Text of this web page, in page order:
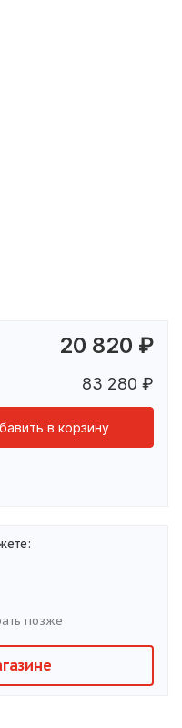
20 820 ₽
83 280 ₽
в корзину
позже